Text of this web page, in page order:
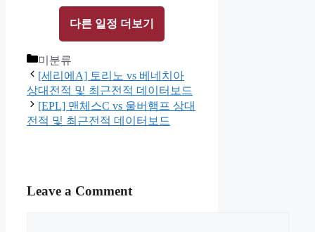
다른 일정 더보기
Categories
미분류
[세리에A] 토리노 vs 베네치아
상대전적 및 최근전적 데이터보드
[EPL] 맨체스C vs 울버햄프 상대
전적 및 최근전적 데이터보드
Leave a Comment